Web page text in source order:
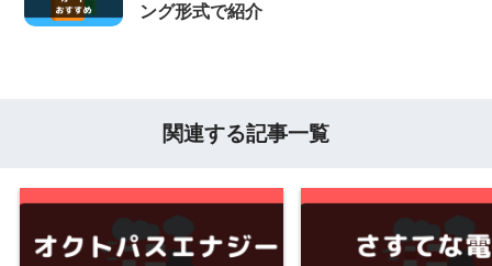
ング形式で紹介
関連する記事一覧